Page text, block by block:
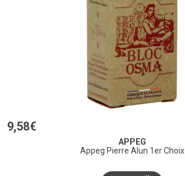
9,58€
APPEG
Appeg Pierre Alun 1er Choix